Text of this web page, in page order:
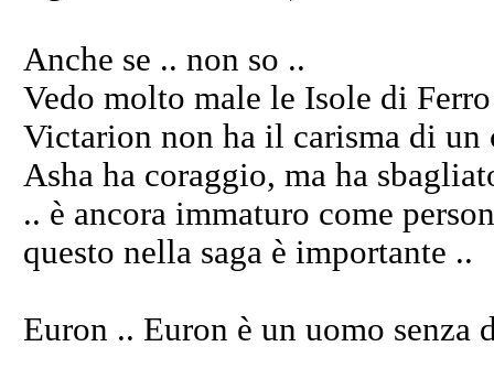
Anche se .. non so ..
Vedo molto male le Isole di
Victarion non ha il carisma di un
Asha ha coraggio, ma ha
.. è ancora immaturo come
questo nella saga è importante ..
Euron .. Euron è un uomo senza